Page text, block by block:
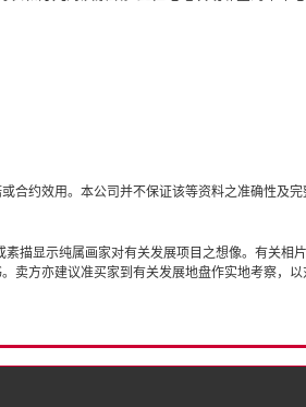
合约效用。本公司并不保证该等资料之准确性及
描显示纯属画家对有关发展项目之想像。有关
卖方亦建议准买家到有关发展地盘作实地考察，